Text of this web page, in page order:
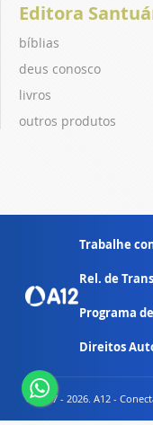
Editora
bíblias
deus conosco
livros
outros produtos
Trabalhe
Rel. de
Programa
Direitos
© 2007 - 2026. A12 -